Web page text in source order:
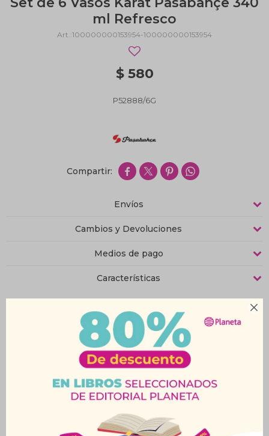

ml Refresco
100000000153954-100000000153954
$ 580
P52888/6G
   
Envíos
Cambios y Devoluciones
Medios de pago
Características
Productos que te pueden interesar